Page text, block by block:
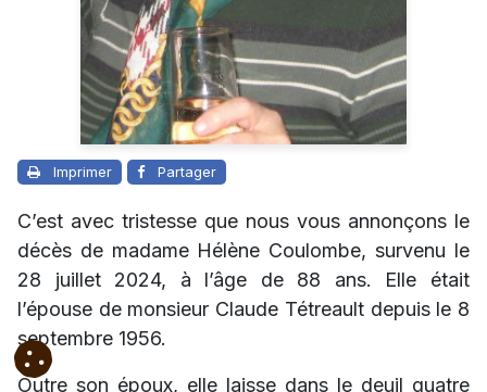
Imprimer Partager
C’est avec tristesse que nous vous annonçons le
décès de madame Hélène Coulombe, survenu le
28 juillet 2024, à l’âge de 88 ans. Elle était
l’épouse de monsieur Claude Tétreault depuis le 8
septembre 1956.
Outre son époux, elle laisse dans le deuil quatre